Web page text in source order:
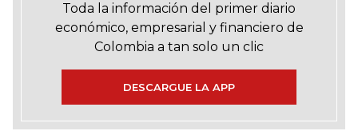
Toda la información del primer diario
económico, empresarial y financiero de
Colombia a tan solo un clic
DESCARGUE LA APP